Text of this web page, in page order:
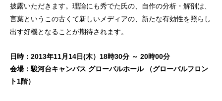
披露いただきます。理論にも秀でた氏の、自作の分析・解剖は、
言葉というこの古くて新しいメディアの、新たな有効性を照らし
出す好機となることが期待されます。
日時：2013年11月14日(木）18時30分 ～ 20時00分
会場：駿河台キャンパス グローバルホール （グローバルフロン
ト1階）